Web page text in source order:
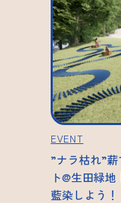
EVENT
”ナラ枯れ”
ト@生田緑
藍染しよう！